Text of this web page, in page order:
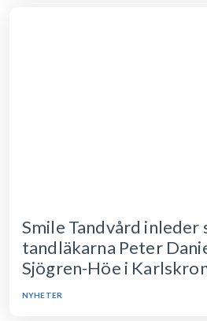
Smile Tandvård inleder
tandläkarna Peter
Sjögren-Höe i
NYHETER